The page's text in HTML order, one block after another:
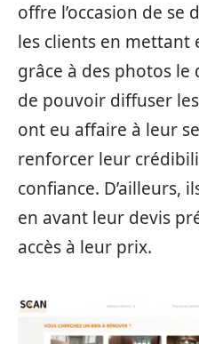
offre l’occasion de se
les clients en mettant
grâce à des photos
de pouvoir diffuser
ont eu affaire à leur
renforcer leur
confiance. D’ailleurs,
en avant leur devis
accès à leur prix.